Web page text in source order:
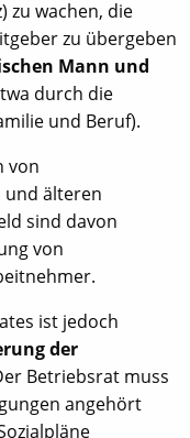
zu wachen, die
zu übergeben
Mann und
durch die
und Beruf).
von
und älteren
sind davon
von
ist jedoch
der
Betriebsrat muss
angehört